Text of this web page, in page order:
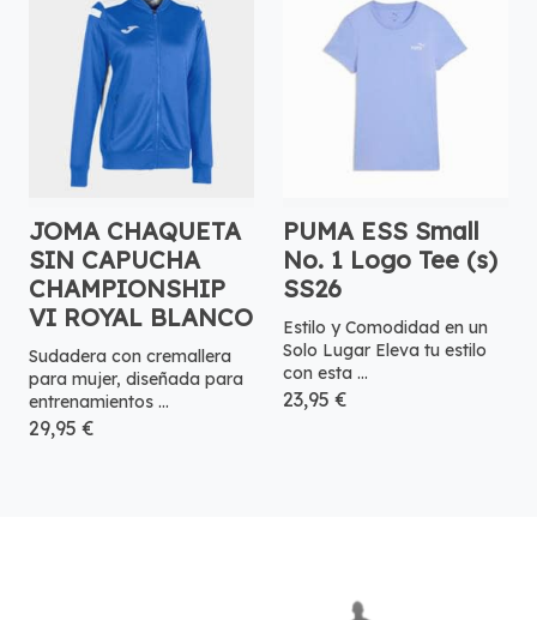
JOMA CHAQUETA
SIN CAPUCHA
CHAMPIONSHIP
VI ROYAL BLANCO
Sudadera con cremallera
para mujer, diseñada para
entrenamientos ...
29,95 €
PUMA ESS Small
No. 1 Logo Tee (s)
SS26
Estilo y Comodidad en un
Solo Lugar Eleva tu estilo
con esta ...
23,95 €